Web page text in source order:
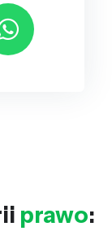
prawo: